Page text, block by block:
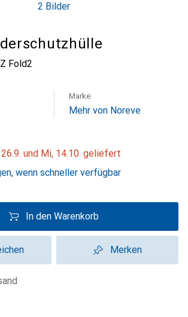
2 Bilder
Fold2
Marke
Mehr von Noreve
26.9. und Mi, 14.10. geliefert
wenn schneller verfügbar
In den Warenkorb
Merken